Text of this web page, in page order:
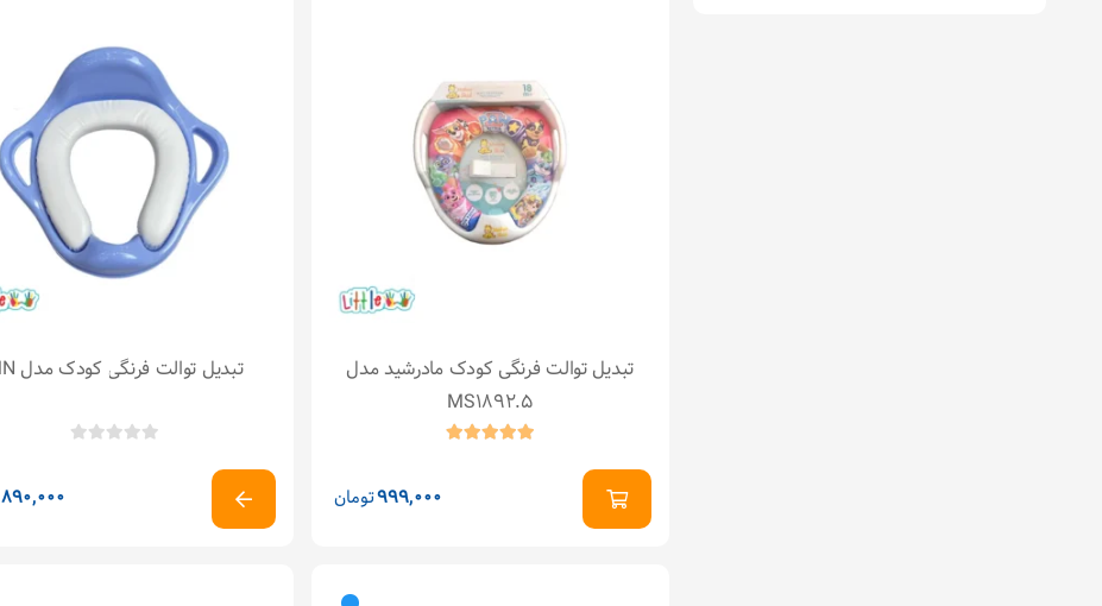
تبدیل توالت فرنگی کودک مادرشید مدل
MS1892.5
تومان999,000
تبدیل توالت فرنگی کودک مدل MN
890,000